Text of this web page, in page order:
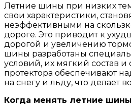
Летние шины при низких
свои характеристики,
неэффективными на
дороге. Это приводит к
дорогой и увеличению
шины разработаны
условий, их мягкий состав
протектора обеспечивают
на снегу и льду, что делает
Когда менять летние